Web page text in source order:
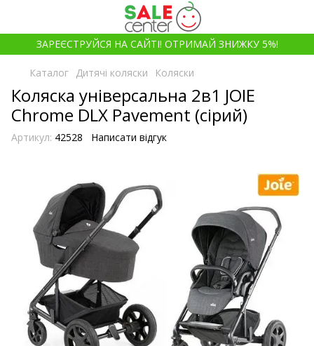
ЗАРЕЄСТРУЙСЯ НА САЙТІ! ОТРИМАЙ ЗНИЖКУ 5%!
Каталог Дитячі коляски Коляски
Коляска універсальна 2в1 JOIE
Chrome DLX Pavement (сірий)
Артикул: 42528 Написати відгук